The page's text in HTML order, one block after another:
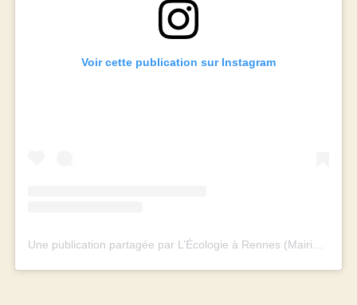
Voir cette publication sur Instagram
Une publication partagée par L’Écologie à Rennes (Mairie et Métropole) (@rennes_ecologie)